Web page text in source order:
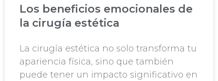
Los beneficios emocionales de
la cirugía estética
La cirugía estética no solo transforma tu
apariencia física, sino que también
puede tener un impacto significativo en